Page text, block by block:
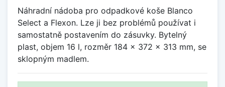
Náhradní nádoba pro odpadkové koše Blanco
Select a Flexon. Lze ji bez problémů používat i
samostatně postavením do zásuvky. Bytelný
plast, objem 16 l, rozměr 184 x 372 x 313 mm, se
sklopným madlem.